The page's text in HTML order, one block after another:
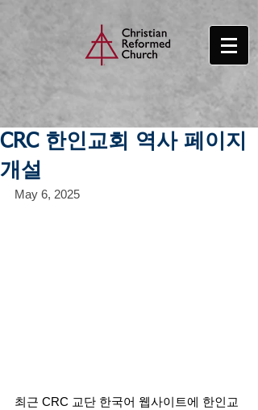
CRC 한인교회 역사 페이지
개설
May 6, 2025
최근 CRC 교단 한국어 웹사이트에 한인교